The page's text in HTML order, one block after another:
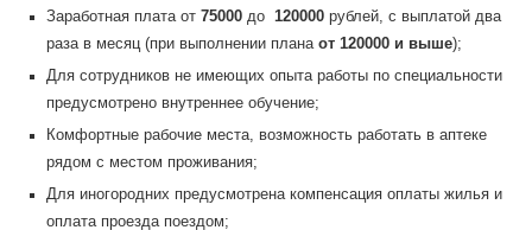
Заработная плата от 75000 до 120000 рублей, с выплатой два
раза в месяц (при выполнении плана от 120000 и выше);
Для сотрудников не имеющих опыта работы по специальности
предусмотрено внутреннее обучение;
Комфортные рабочие места, возможность работать в аптеке
рядом с местом проживания;
Для иногородних предусмотрена компенсация оплаты жилья и
оплата проезда поездом;